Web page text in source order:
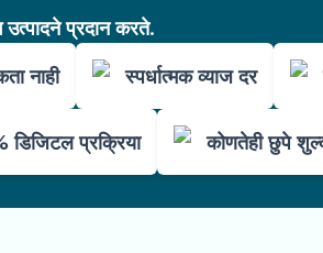
प्रदान करते.
नाही स्पर्धात्मक व्याज दर
प्रक्रिया कोणतेही छुपे